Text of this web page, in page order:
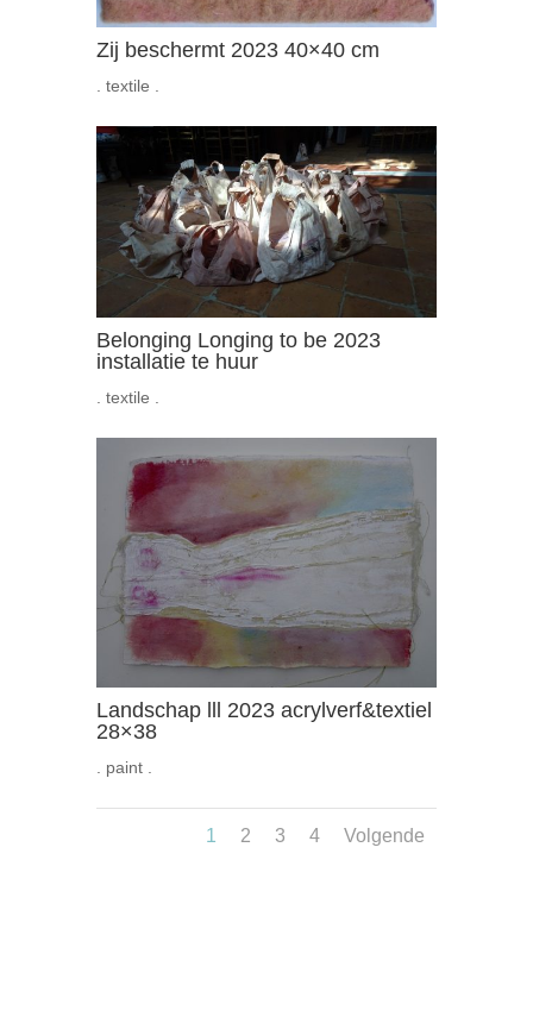
Zij beschermt 2023 40×40 cm
. textile .
Belonging Longing to be 2023
installatie te huur
. textile .
Landschap lll 2023 acrylverf&textiel
28×38
. paint .
1 2 3 4 Volgende